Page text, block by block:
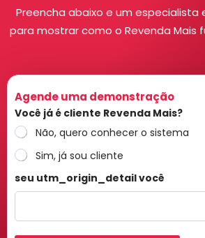
Preencha abaixo e um
para mostrar como o Revenda Mais
Agende uma demonstração
Você já é cliente Revenda Mais?
Não, quero conhecer o sistema
Sim, já sou cliente
seu utm_origin_detail você